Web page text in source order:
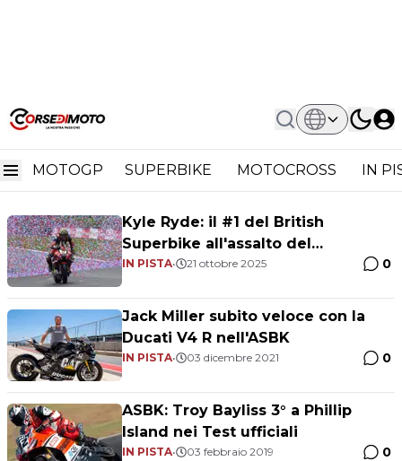
MOTOGP SUPERBIKE MOTOCROSS IN
Home ASBK
ASBK
Kyle Ryde: il #1 del British
Superbike all'assalto del
campionato australiano
IN PISTA• 21 ottobre 2025 0
Jack Miller subito veloce con la
Ducati V4 R nell'ASBK
IN PISTA• 03 dicembre 2021 0
ASBK: Troy Bayliss 3° a Phillip
Island nei Test ufficiali
IN PISTA• 03 febbraio 2019 0